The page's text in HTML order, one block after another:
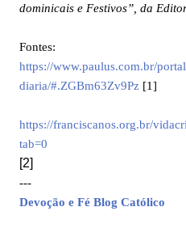
dominicais e Festivos”, da
Fontes:
https://www.paulus.com.br/
diaria/#.ZGBm63Zv9Pz [1]
https://franciscanos.org.br/
tab=0
[2]
---
Devoção e Fé Blog Católico